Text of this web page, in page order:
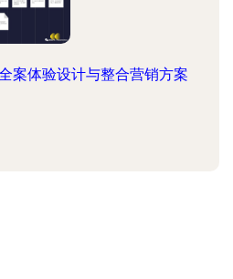
案体验设计与整合营销方案